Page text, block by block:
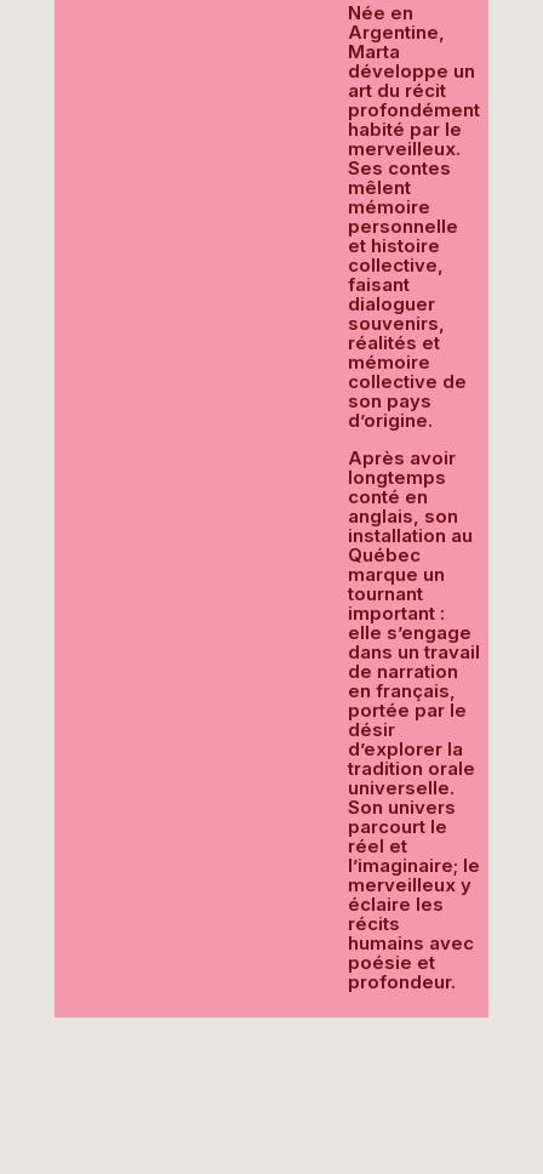
Née en
Argentine,
Marta
développe un
art du récit
profondément
habité par le
merveilleux.
Ses contes
mêlent
mémoire
personnelle
et histoire
collective,
faisant
dialoguer
souvenirs,
réalités et
mémoire
collective de
son pays
d’origine.
Après avoir
longtemps
conté en
anglais, son
installation au
Québec
marque un
tournant
important :
elle s’engage
dans un travail
de narration
en français,
portée par le
désir
d’explorer la
tradition orale
universelle.
Son univers
parcourt le
réel et
l’imaginaire; le
merveilleux y
éclaire les
récits
humains avec
poésie et
profondeur.